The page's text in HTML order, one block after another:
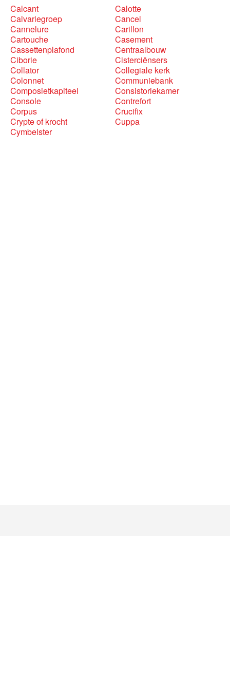
Calcant
Calotte
Calvariegroep
Cancel
Cannelure
Carillon
Cartouche
Casement
Cassettenplafond
Centraalbouw
Ciborie
Cisterciënsers
Collator
Collegiale kerk
Colonnet
Communiebank
Composietkapiteel
Consistoriekamer
Console
Contrefort
Corpus
Crucifix
Crypte of krocht
Cuppa
Cymbelster